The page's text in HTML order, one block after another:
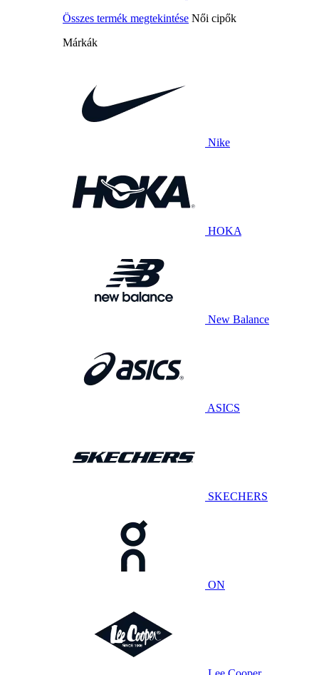
Összes termék megtekintése Női cipők
Márkák
Nike
HOKA
New Balance
ASICS
SKECHERS
ON